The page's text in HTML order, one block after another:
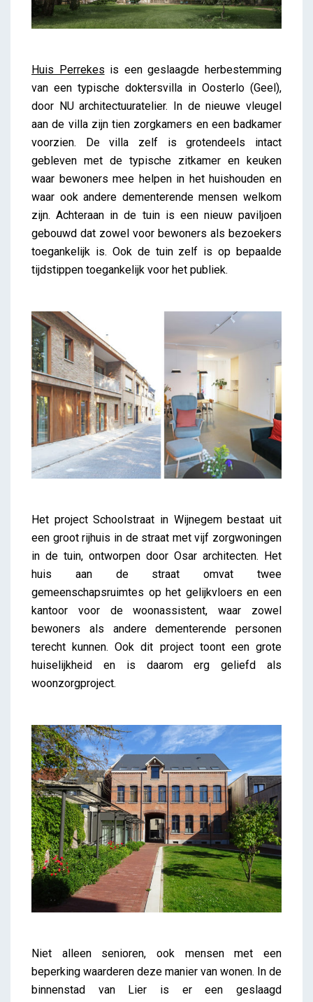
Huis Perrekes is een geslaagde herbestemming
van een typische doktersvilla in Oosterlo (Geel),
door NU architectuuratelier. In de nieuwe vleugel
aan de villa zijn tien zorgkamers en een badkamer
voorzien. De villa zelf is grotendeels intact
gebleven met de typische zitkamer en keuken
waar bewoners mee helpen in het huishouden en
waar ook andere dementerende mensen welkom
zijn. Achteraan in de tuin is een nieuw paviljoen
gebouwd dat zowel voor bewoners als bezoekers
toegankelijk is. Ook de tuin zelf is op bepaalde
tijdstippen toegankelijk voor het publiek.
Het project Schoolstraat in Wijnegem bestaat uit
een groot rijhuis in de straat met vijf zorgwoningen
in de tuin, ontworpen door Osar architecten. Het
huis aan de straat omvat twee
gemeenschapsruimtes op het gelijkvloers en een
kantoor voor de woonassistent, waar zowel
bewoners als andere dementerende personen
terecht kunnen. Ook dit project toont een grote
huiselijkheid en is daarom erg geliefd als
woonzorgproject.
Niet alleen senioren, ook mensen met een
beperking waarderen deze manier van wonen. In de
binnenstad van Lier is er een geslaagd